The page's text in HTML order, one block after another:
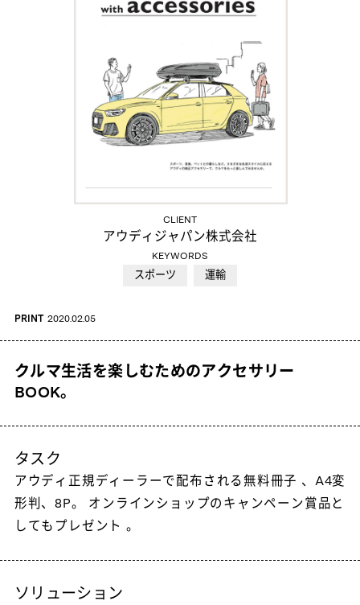
CLIENT
アウディジャパン株式会社
KEYWORDS
スポーツ 運輸
PRINT 2020.02.05
クルマ生活を楽しむためのアクセサリー
BOOK。
タスク
アウディ正規ディーラーで配布される無料冊子 、A4変
形判、8P。 オンラインショップのキャンペーン賞品と
してもプレゼント 。
ソリューション